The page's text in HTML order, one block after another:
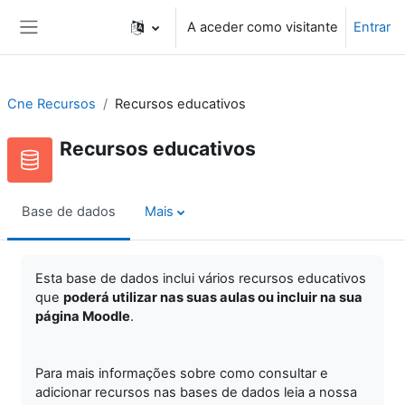
A aceder como visitante Entrar
Cne Recursos Recursos educativos
Recursos educativos
Base de dados Mais
Esta base de dados inclui vários recursos educativos
que poderá utilizar nas suas aulas ou incluir na sua
página Moodle.
Para mais informações sobre como consultar e
adicionar recursos nas bases de dados leia a nossa